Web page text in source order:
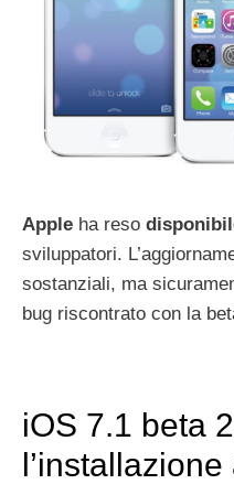
Apple ha reso
sviluppatori.
sostanziali, ma
bug riscontrato con la
iOS 7.1 beta
l’installazione